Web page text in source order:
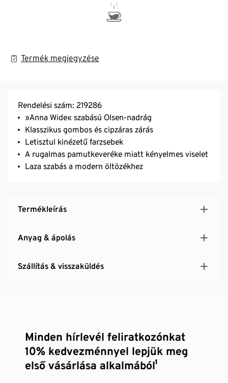
Termék megjegyzése
Rendelési szám: 219286
»Anna Wide« szabású Olsen-nadrág
Klasszikus gombos és cipzáras zárás
Letisztul kinézetű farzsebek
A rugalmas pamutkeveréke miatt kényelmes viselet
Laza szabás a modern öltözékhez
Termékleírás
Anyag & ápolás
Szállítás & visszaküldés
Minden hírlevél feliratkozónkat
10% kedvezménnyel lepjük meg
első vásárlása alkalmából¹